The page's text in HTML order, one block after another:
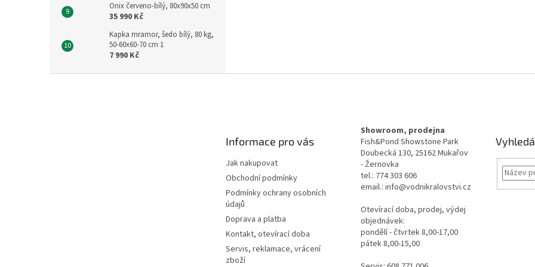
Onix červeno-bílý, 80x90x50 cm
35 990 Kč
Kapka mramor, šedo bílý, 80 kg,
50-60x60-70 cm 1
7 990 Kč
Informace pro vás
Jak nakupovat
Obchodní podmínky
Podmínky ochrany osobních
údajů
Doprava a platba
Kontakt, otevírací doba
Servis, reklamace, vrácení
zboží
Showroom, prodejna
Fish&Pond Showstone Park
Doubecká 130, 25162 Mukařov
- Žernovka
tel.: 774 303 606
email.: info@vodnikralovstvi.cz
Otevírací doba, prodej, výdej
objednávek:
pondělí - čtvrtek 8,00-17,00
pátek 8,00-15,00